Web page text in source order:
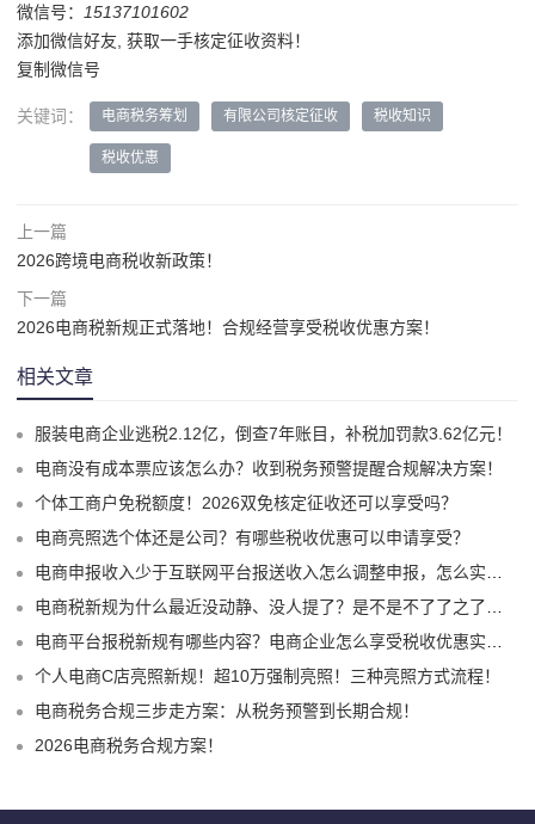
微信号：
15137101602
添加微信好友, 获取一手核定征收资料！
复制微信号
关键词： 电商税务筹划 有限公司核定征收 税收知识
税收优惠
上一篇
2026跨境电商税收新政策！
下一篇
2026电商税新规正式落地！合规经营享受税收优惠方案！
相关文章
服装电商企业逃税2.12亿，倒查7年账目，补税加罚款3.62亿元！
电商没有成本票应该怎么办？收到税务预警提醒合规解决方案！
个体工商户免税额度！2026双免核定征收还可以享受吗？
电商亮照选个体还是公司？有哪些税收优惠可以申请享受？
电商申报收入少于互联网平台报送收入怎么调整申报，怎么实现合规申报享受税收优惠！
电商税新规为什么最近没动静、没人提了？是不是不了了之了嘛？
电商平台报税新规有哪些内容？电商企业怎么享受税收优惠实现税务合规？
个人电商C店亮照新规！超10万强制亮照！三种亮照方式流程！
电商税务合规三步走方案：从税务预警到长期合规！
2026电商税务合规方案！